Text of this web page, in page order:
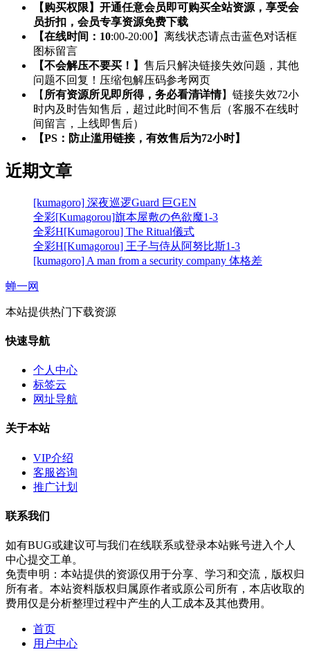
【购买权限】开通任意会员即可购买全站资源，享受会
员折扣，会员专享资源免费下载
【在线时间：10:00-20:00】离线状态请点击蓝色对话框
图标留言
【不会解压不要买！】 售后只解决链接失效问题，其他
问题不回复！压缩包解压码参考网页
【 所有资源所见即所得，务必看清详情】链接失效72小
时内及时告知售后，超过此时间不售后（客服不在线时
间留言，上线即售后）
【PS：防止滥用链接，有效售后为72小时】
近期文章
[kumagoro] 深夜巡逻Guard 巨GEN
全彩[Kumagorou]旗本屋敷の色欲魔1-3
全彩H[Kumagorou] The Ritual儀式
全彩H[Kumagorou] 王子与侍从阿努比斯1-3
[kumagoro] A man from a security company 体格差
蝉一网
本站提供热门下载资源
快速导航
个人中心
标签云
网址导航
关于本站
VIP介绍
客服咨询
推广计划
联系我们
如有BUG或建议可与我们在线联系或登录本站账号进入个人
中心提交工单。
免责申明：本站提供的资源仅用于分享、学习和交流，版权归
所有者。本站资料版权归属原作者或原公司所有，本店收取的
费用仅是分析整理过程中产生的人工成本及其他费用。
首页
用户中心